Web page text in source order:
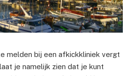
melden bij een afkickkliniek vergt
je namelijk zien dat je kunt